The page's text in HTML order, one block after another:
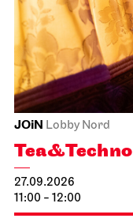
JOiN Lobby Nord
Tea&Techno
27.09.2026
11:00 - 12:00